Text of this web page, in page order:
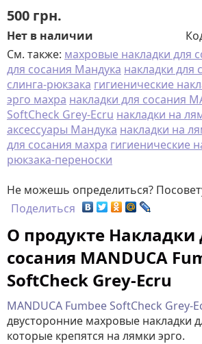
500 грн.
Нет в наличии
См. также: махровые накладки для
для сосания Мандука накладки для
слинга-рюкзака гигиенические
эрго махра накладки для сосания
SoftCheck Grey-Ecru накладки на
аксессуары Мандука накладки на
для сосания махра гигиенические
рюкзака-переноски
Не можешь определиться?
Поделиться
О продукте Накладки
сосания MANDUCA
SoftCheck Grey-Ecru
MANDUCA Fumbee SoftCheck Grey-
двусторонние махровые накладки
которые крепятся на лямки эрго.